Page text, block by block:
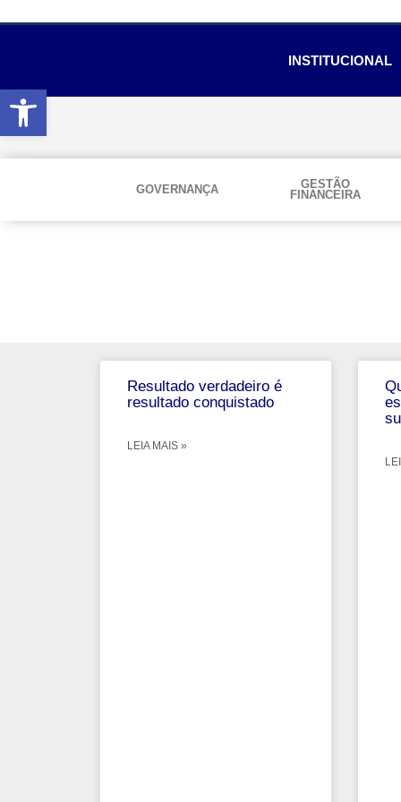
Abrir a barra de ferramentas
INSTITUCIONAL
GOVERNANÇA
GESTÃO
FINANCEIRA
Resultado verdadeiro é
resultado conquistado
LEIA MAIS »